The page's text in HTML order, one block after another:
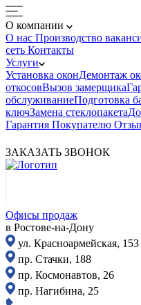
О компании
О нас Производство
сеть Контакты
Услуги
Установка оконДемонтаж
откосовВызов замерщика
обслуживаниеПодготовка
ключЗамена стеклопакета
Гарантия Покупателю
ЗАКАЗАТЬ ЗВОНОК
Офисы продаж
в Ростове-на-Дону
ул. Красноармейская, 153
пр. Стачки, 188
пр. Космонавтов, 26
пр. Нагибина, 25